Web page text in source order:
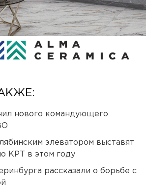
нового командующего
элеватором выставят
КРТ в этом году
рассказали о борьбе с